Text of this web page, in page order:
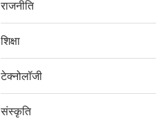
राजनीति
शिक्षा
टेक्नोलॉजी
संस्कृति